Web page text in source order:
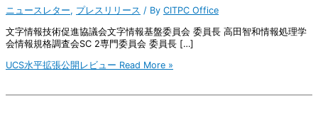
ニュースレター, プレスリリース / By CITPC Office
文字情報技術促進協議会文字情報基盤委員会 委員長 高田智和情報処理学
会情報規格調査会SC 2専門委員会 委員長 […]
UCS水平拡張公開レビュー Read More »